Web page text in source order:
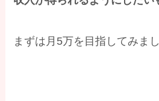
まずは月5万を目指してみま